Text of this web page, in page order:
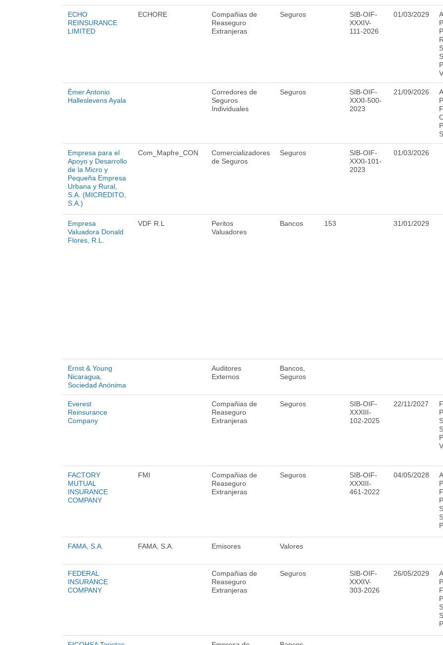
ECHO
REINSURANCE
LIMITED
ECHORE
Compañias de
Reaseguro
Extranjeras
Seguros
SIB-OIF-
XXXIV-
111-2026
01/03/2029
Émer Antonio
Halleslevens Ayala
Corredores de
Seguros
Individuales
Seguros
SIB-OIF-
XXXI-500-
2023
21/09/2026
Empresa para el
Apoyo y Desarrollo
de la Micro y
Pequeña Empresa
Urbana y Rural,
S.A. (MICREDITO,
S.A.)
Com_Mapfre_CON
Comercializadores
de Seguros
Seguros
SIB-OIF-
XXXI-101-
2023
01/03/2026
Empresa
Valuadora Donald
Flores, R.L.
VDF R.L
Peritos
Valuadores
Bancos 153 31/01/2029
Ernst & Young
Nicaragua,
Sociedad Anónima
Auditores
Externos
Bancos,
Seguros
Everest
Reinsurance
Company
Compañias de
Reaseguro
Extranjeras
Seguros
SIB-OIF-
XXXIII-
102-2025
22/11/2027
FACTORY
MUTUAL
INSURANCE
COMPANY
FMI
Compañias de
Reaseguro
Extranjeras
Seguros
SIB-OIF-
XXXIII-
461-2022
04/05/2028
FAMA, S.A. FAMA, S.A. Emisores Valores
FEDERAL
INSURANCE
COMPANY
Compañias de
Reaseguro
Extranjeras
Seguros
SIB-OIF-
XXXIV-
303-2026
26/05/2029